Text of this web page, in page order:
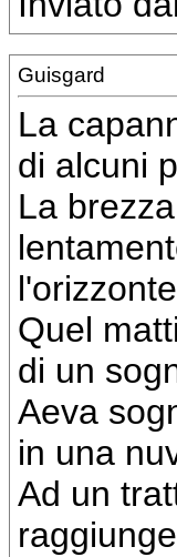
Guisgard
La
di alcuni
La
Quel
di un
Aeva
in una
Ad un